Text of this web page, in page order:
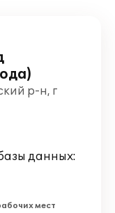
р-н, г
данных:
мест